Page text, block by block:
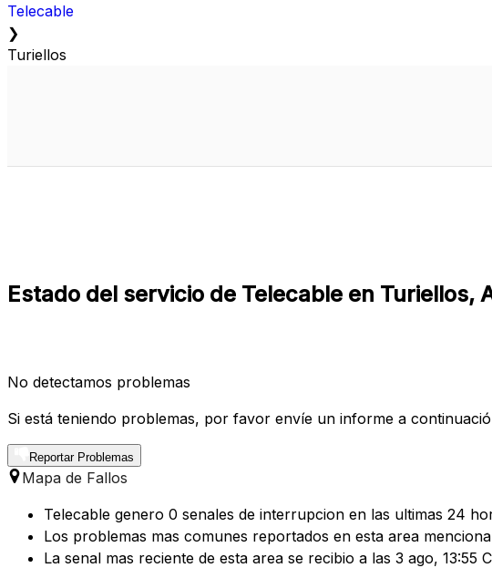
Telecable
❯
Turiellos
Estado del servicio de Telecable en Turiellos,
No detectamos problemas
Si está teniendo problemas, por favor envíe un informe a
Reportar Problemas
Mapa de Fallos
Telecable genero 0 senales de interrupcion en las ultimas 24
Los problemas mas comunes reportados en esta area
La senal mas reciente de esta area se recibio a las 3 ago, 13:55